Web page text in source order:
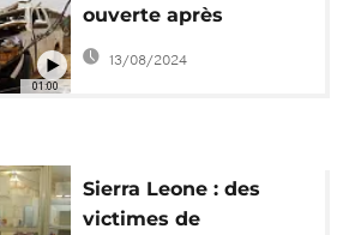
01:00
ouverte après
l'explosion meurtrière
d'un camion
13/08/2024
Sierra Leone : des
victimes de